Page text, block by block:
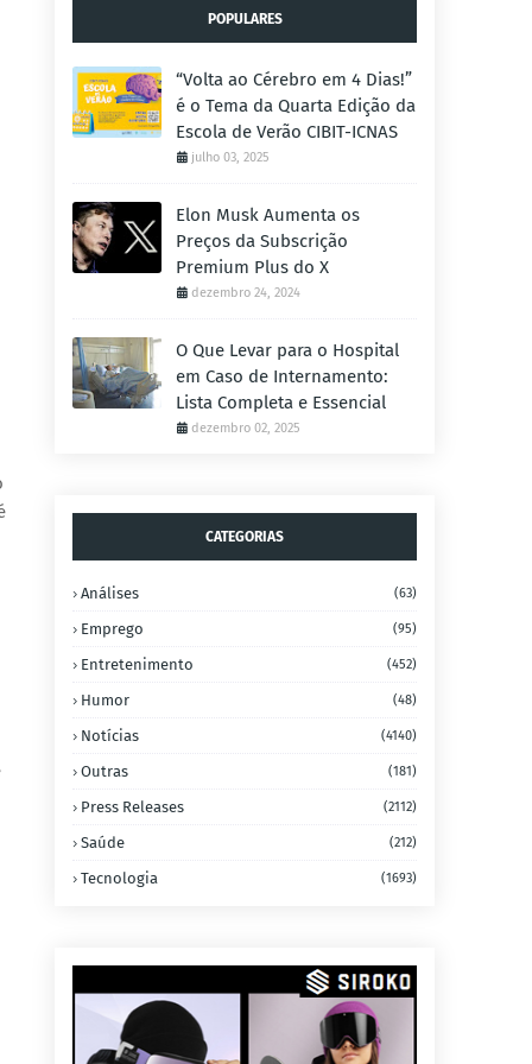
POPULARES
“Volta ao Cérebro em 4 Dias!”
é o Tema da Quarta Edição da
Escola de Verão CIBIT-ICNAS
julho 03, 2025
Elon Musk Aumenta os
Preços da Subscrição
Premium Plus do X
dezembro 24, 2024
O Que Levar para o Hospital
em Caso de Internamento:
Lista Completa e Essencial
dezembro 02, 2025
CATEGORIAS
Análises (63)
Emprego (95)
Entretenimento (452)
Humor (48)
Notícias (4140)
Outras (181)
Press Releases (2112)
Saúde (212)
Tecnologia (1693)